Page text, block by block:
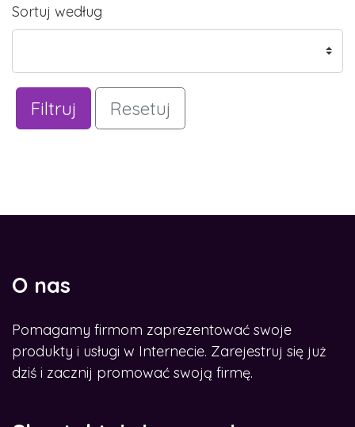
Sortuj według
Filtruj Resetuj
O nas
Pomagamy firmom zaprezentować swoje
produkty i usługi w Internecie. Zarejestruj się już
dziś i zacznij promować swoją firmę.